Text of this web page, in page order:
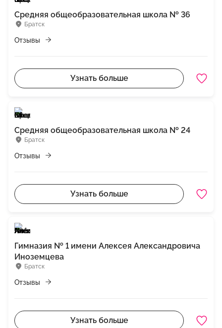
Братск
Средняя общеобразовательная школа № 36
Отзывы
Узнать больше
Братск
Средняя общеобразовательная школа № 24
Отзывы
Узнать больше
Братск
Гимназия № 1 имени Алексея Александровича
Иноземцева
Отзывы
Узнать больше